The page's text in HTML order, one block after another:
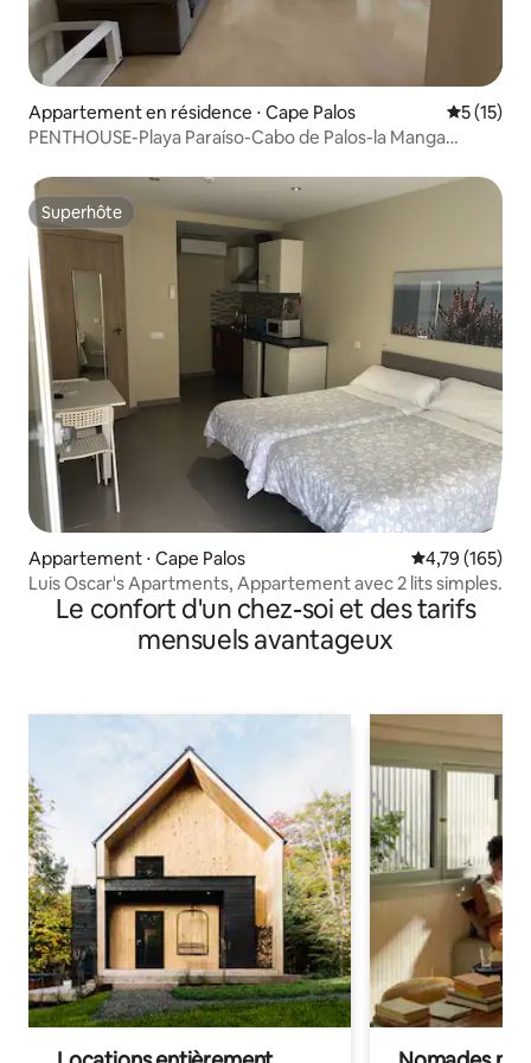
Appartement en résidence ⋅ Cape Palos
5 (15)
PENTHOUSE-Playa Paraíso-Cabo de Palos-la Manga
Superhôte
Superhôte
Appartement ⋅ Cape Palos Évaluation
4,79 (165)
Luis Oscar's Apartments, Appartement avec 2 lits simples.
Le confort d'un chez-soi et des tarifs
mensuels avantageux